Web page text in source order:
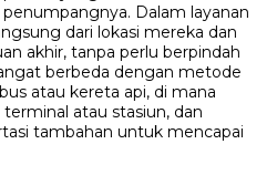
Dalam layanan
dari lokasi mereka dan
akhir, tanpa perlu berpindah
berbeda dengan metode
atau kereta api, di mana
atau stasiun, dan
tambahan untuk mencapai